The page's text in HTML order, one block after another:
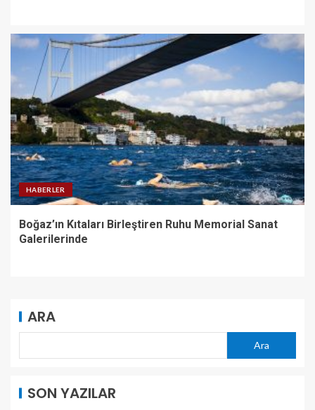
HABERLER
Boğaz’ın Kıtaları Birleştiren Ruhu Memorial Sanat
Galerilerinde
ARA
Ara
SON YAZILAR